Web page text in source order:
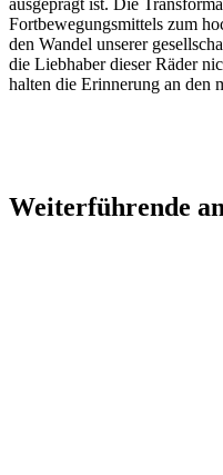
ausgeprägt ist. Die
Fortbewegungsmittels zum
den Wandel unserer
die Liebhaber dieser Räder
halten die Erinnerung an den
Weiterführende